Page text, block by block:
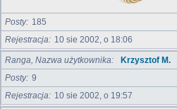
Posty
185
Rejestracja
10 sie 2002, o 18:06
Ranga, Nazwa użytkownika
Krzysztof M.
Posty 9
Rejestracja
10 sie 2002, o 19:57